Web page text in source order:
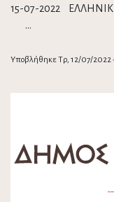
15-07-2022
…
Υποβλήθηκε Τρ, 12/07/2022